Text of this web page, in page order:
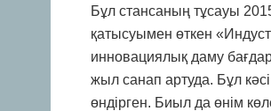
Бұл стансаның тұсауы
қатысуымен өткен
инновациялық даму
жыл санап артуда. Бұл
өндірген. Биыл да өнім